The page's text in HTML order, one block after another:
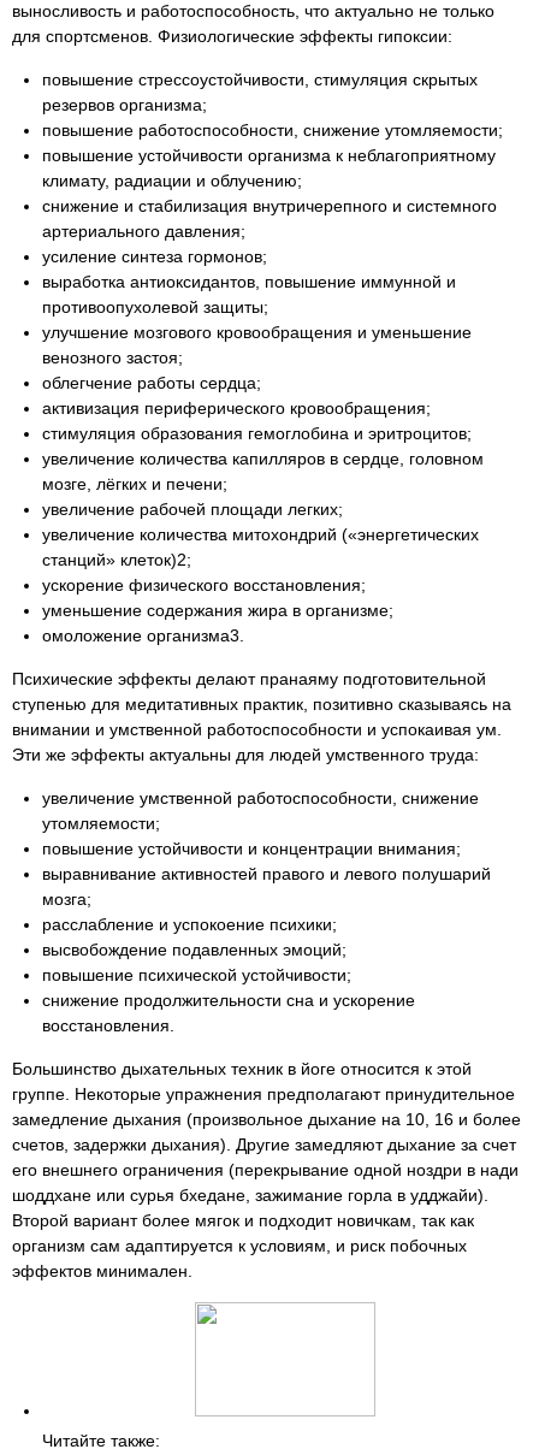
выносливость и работоспособность, что актуально не только
для спортсменов. Физиологические эффекты гипоксии:
повышение стрессоустойчивости, стимуляция скрытых
резервов организма;
повышение работоспособности, снижение утомляемости;
повышение устойчивости организма к неблагоприятному
климату, радиации и облучению;
снижение и стабилизация внутричерепного и системного
артериального давления;
усиление синтеза гормонов;
выработка антиоксидантов, повышение иммунной и
противоопухолевой защиты;
улучшение мозгового кровообращения и уменьшение
венозного застоя;
облегчение работы сердца;
активизация периферического кровообращения;
стимуляция образования гемоглобина и эритроцитов;
увеличение количества капилляров в сердце, головном
мозге, лёгких и печени;
увеличение рабочей площади легких;
увеличение количества митохондрий («энергетических
станций» клеток)2;
ускорение физического восстановления;
уменьшение содержания жира в организме;
омоложение организма3.
Психические эффекты делают пранаяму подготовительной
ступенью для медитативных практик, позитивно сказываясь на
внимании и умственной работоспособности и успокаивая ум.
Эти же эффекты актуальны для людей умственного труда:
увеличение умственной работоспособности, снижение
утомляемости;
повышение устойчивости и концентрации внимания;
выравнивание активностей правого и левого полушарий
мозга;
расслабление и успокоение психики;
высвобождение подавленных эмоций;
повышение психической устойчивости;
снижение продолжительности сна и ускорение
восстановления.
Большинство дыхательных техник в йоге относится к этой
группе. Некоторые упражнения предполагают принудительное
замедление дыхания (произвольное дыхание на 10, 16 и более
счетов, задержки дыхания). Другие замедляют дыхание за счет
его внешнего ограничения (перекрывание одной ноздри в нади
шоддхане или сурья бхедане, зажимание горла в удджайи).
Второй вариант более мягок и подходит новичкам, так как
организм сам адаптируется к условиям, и риск побочных
эффектов минимален.
Читайте также: